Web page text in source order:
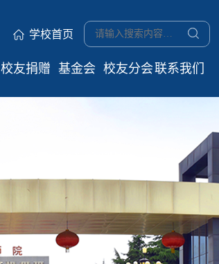
学校首页
校友捐赠
捐赠项目
基金会 校友分会
学院校友
联系我们